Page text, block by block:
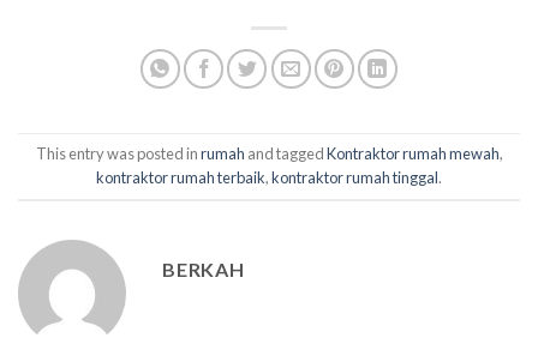
This entry was posted inrumah and taggedKontraktor rumah mewah,
kontraktor rumah terbaik,kontraktor rumah tinggal.
BERKAH